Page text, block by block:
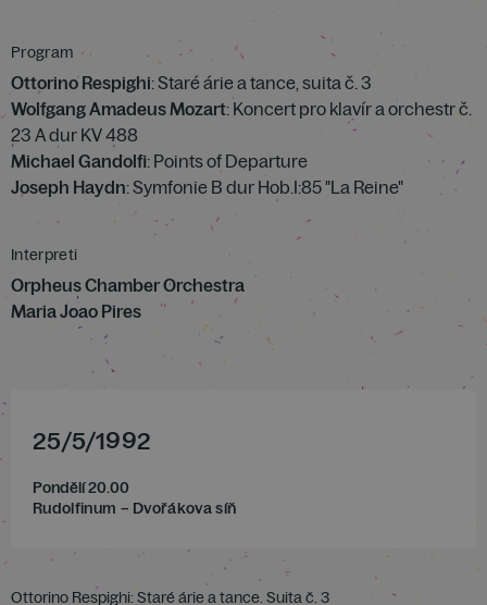
Program
Ottorino Respighi: Staré árie a tance, suita č. 3
Wolfgang Amadeus Mozart: Koncert pro klavír a orchestr č.
23 A dur KV 488
Michael Gandolfi: Points of Departure
Joseph Haydn: Symfonie B dur Hob.I:85 "La Reine"
Interpreti
Orpheus Chamber Orchestra
Maria Joao Pires
25/5/1992
Pondělí 20.00
Rudolfinum – Dvořákova síň
Ottorino Respighi: Staré árie a tance. Suita č. 3